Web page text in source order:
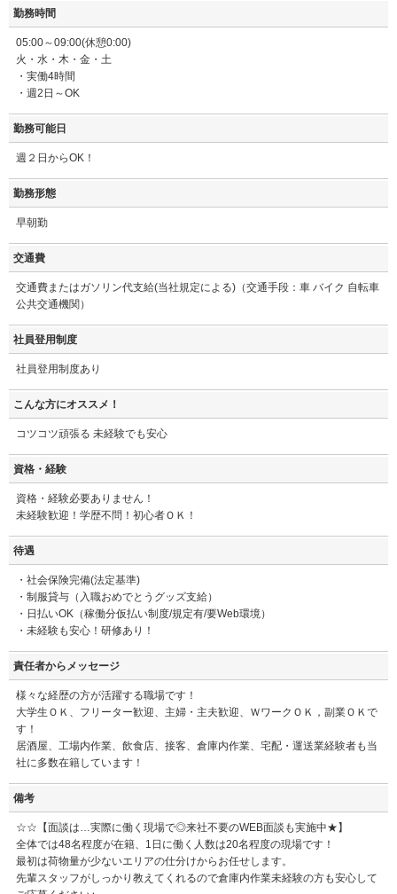
勤務時間
05:00～09:00(休憩0:00)
火・水・木・金・土
・実働4時間
・週2日～OK
勤務可能日
週２日からOK！
勤務形態
早朝勤
交通費
交通費またはガソリン代支給(当社規定による)（交通手段：車 バイク 自転車
公共交通機関）
社員登用制度
社員登用制度あり
こんな方にオススメ！
コツコツ頑張る 未経験でも安心
資格・経験
資格・経験必要ありません！
未経験歓迎！学歴不問！初心者ＯＫ！
待遇
・社会保険完備(法定基準)
・制服貸与（入職おめでとうグッズ支給）
・日払いOK（稼働分仮払い制度/規定有/要Web環境）
・未経験も安心！研修あり！
責任者からメッセージ
様々な経歴の方が活躍する職場です！
大学生ＯＫ、フリーター歓迎、主婦・主夫歓迎、ＷワークＯＫ，副業ＯＫで
す！
居酒屋、工場内作業、飲食店、接客、倉庫内作業、宅配・運送業経験者も当
社に多数在籍しています！
備考
☆☆【面談は…実際に働く現場で◎来社不要のWEB面談も実施中★】
全体では48名程度が在籍、1日に働く人数は20名程度の現場です！
最初は荷物量が少ないエリアの仕分けからお任せします。
先輩スタッフがしっかり教えてくれるので倉庫内作業未経験の方も安心して